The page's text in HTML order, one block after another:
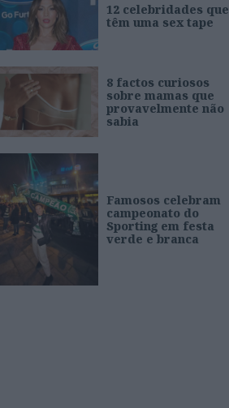
12 celebridades que
têm uma sex tape
8 factos curiosos
sobre mamas que
provavelmente não
sabia
Famosos celebram
campeonato do
Sporting em festa
verde e branca